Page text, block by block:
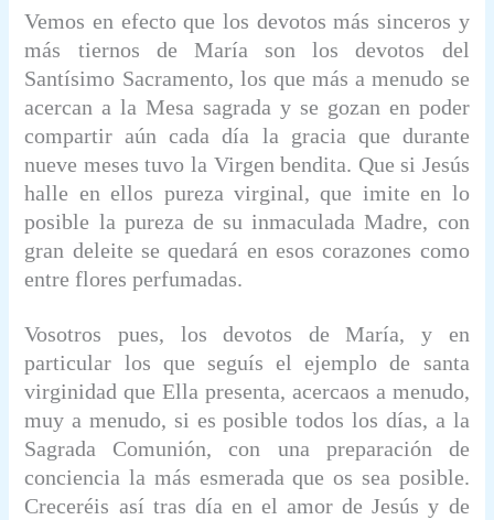
Vemos en efecto que los devotos más sinceros y
más tiernos de María son los devotos del
Santísimo Sacramento, los que más a menudo se
acercan a la Mesa sagrada y se gozan en poder
compartir aún cada día la gracia que durante
nueve meses tuvo la Virgen bendita. Que si Jesús
halle en ellos pureza virginal, que imite en lo
posible la pureza de su inmaculada Madre, con
gran deleite se quedará en esos corazones como
entre flores perfumadas.
Vosotros pues, los devotos de María, y en
particular los que seguís el ejemplo de santa
virginidad que Ella presenta, acercaos a menudo,
muy a menudo, si es posible todos los días, a la
Sagrada Comunión, con una preparación de
conciencia la más esmerada que os sea posible.
Creceréis así tras día en el amor de Jesús y de